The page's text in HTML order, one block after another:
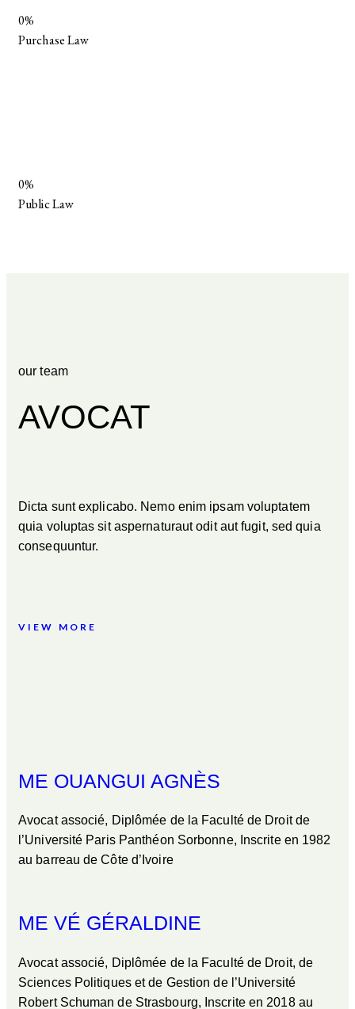
0%
Purchase Law
0%
Public Law
our team
AVOCAT
Dicta sunt explicabo. Nemo enim ipsam voluptatem
quia voluptas sit aspernaturaut odit aut fugit, sed quia
consequuntur.
VIEW MORE
ME OUANGUI AGNÈS
Avocat associé, Diplômée de la Faculté de Droit de
l’Université Paris Panthéon Sorbonne, Inscrite en 1982
au barreau de Côte d’Ivoire
ME VÉ GÉRALDINE
Avocat associé, Diplômée de la Faculté de Droit, de
Sciences Politiques et de Gestion de l’Université
Robert Schuman de Strasbourg, Inscrite en 2018 au